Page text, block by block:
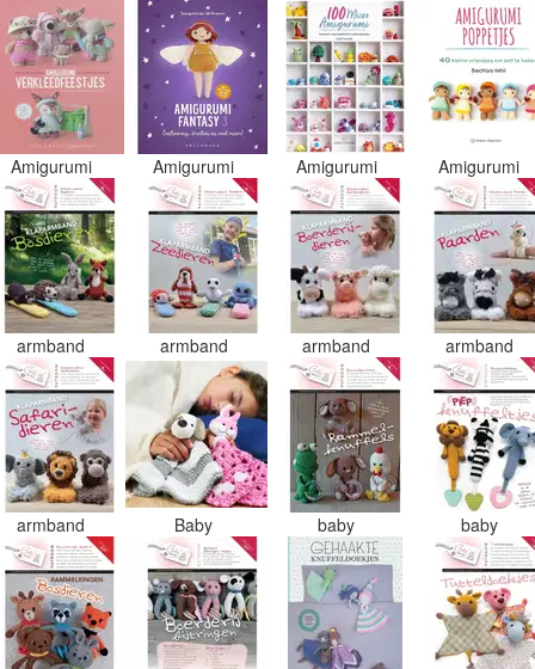
Amigurumi Amigurumi Amigurumi Amigurumi
armband armband armband armband
armband Baby baby baby